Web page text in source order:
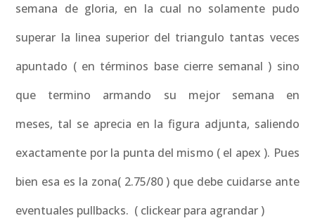
semana de gloria, en la cual no solamente pudo
superar la linea superior del triangulo tantas veces
apuntado ( en términos base cierre semanal ) sino
que termino armando su mejor semana en
meses, tal se aprecia en la figura adjunta, saliendo
exactamente por la punta del mismo ( el apex ). Pues
bien esa es la zona( 2.75/80 ) que debe cuidarse ante
eventuales pullbacks. ( clickear para agrandar )